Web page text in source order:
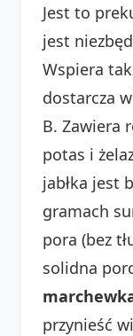
Jest to
jest
Wspiera
dostarcza
B. Zawiera
potas i
jabłka jest
gramach
pora (bez
solidna
przynieść